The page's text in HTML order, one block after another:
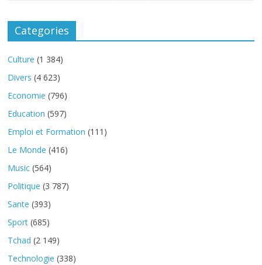
Categories
Culture (1 384)
Divers (4 623)
Economie (796)
Education (597)
Emploi et Formation (111)
Le Monde (416)
Music (564)
Politique (3 787)
Sante (393)
Sport (685)
Tchad (2 149)
Technologie (338)